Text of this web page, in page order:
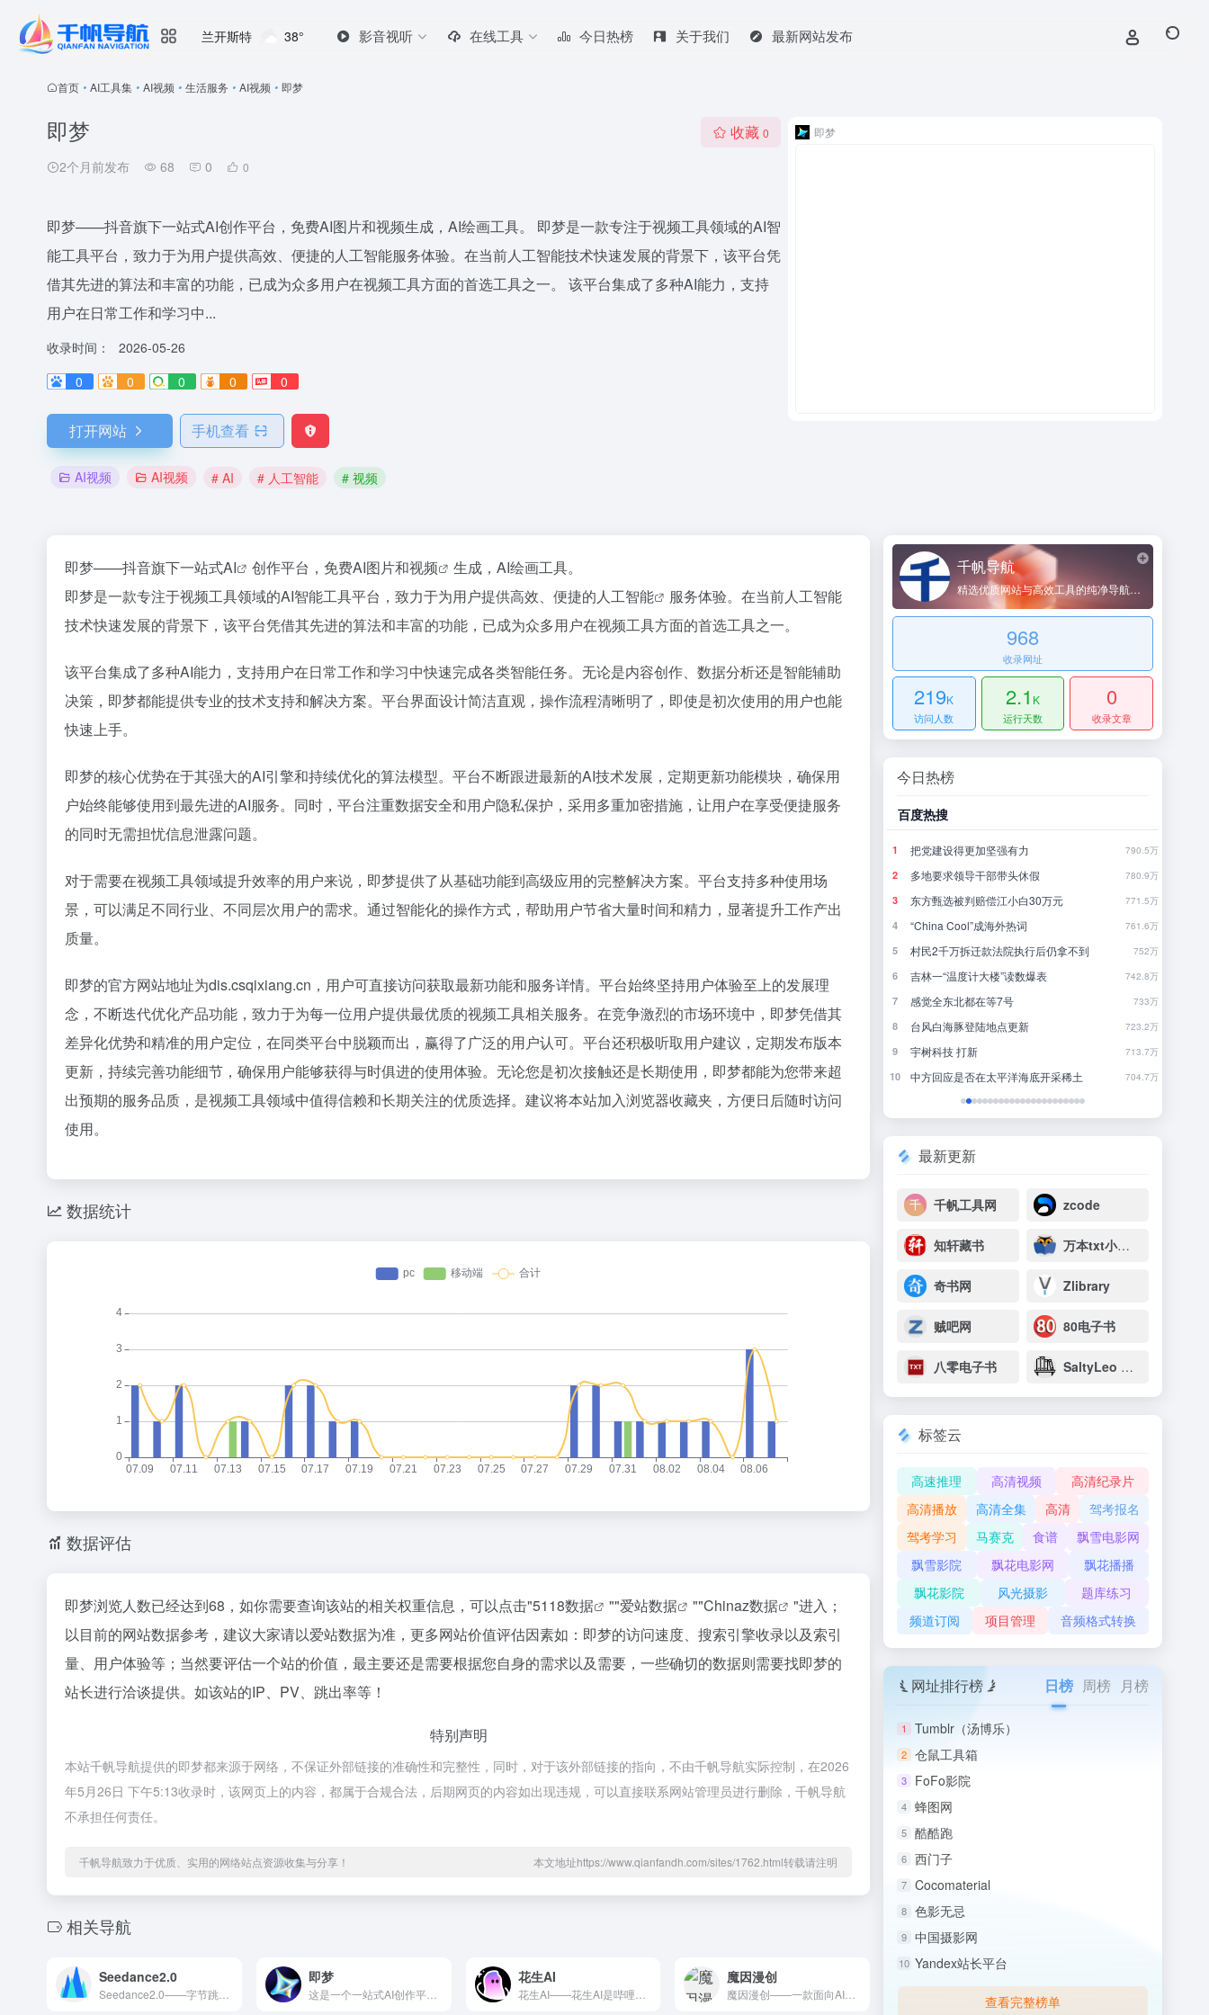
兰开斯特 38° 影音视听 在线工具 今日热榜 关于我们 最新网站发布
首页 • AI工具集 • AI视频 • 生活服务 • AI视频 • 即梦
即梦
2个月前发布 68 0 0
收藏 0
即梦——抖音旗下一站式AI创作平台，免费AI图片和视频生成，AI绘画工具。 即梦是一款专注于视频工具领域的AI智
能工具平台，致力于为用户提供高效、便捷的人工智能服务体验。在当前人工智能技术快速发展的背景下，该平台凭
借其先进的算法和丰富的功能，已成为众多用户在视频工具方面的首选工具之一。 该平台集成了多种AI能力，支持
用户在日常工作和学习中...
收录时间：
2026-05-26
0
0 0 0 0
打开网站 手机查看
AI视频 AI视频 # AI # 人工智能 # 视频
即梦
即梦——抖音旗下一站式AI 创作平台，免费AI图片和视频
生成，AI绘画工具。
即梦是一款专注于视频工具领域的AI智能工具平台，致力于为用户提供高效、便捷的人工智能
服务体验。在当前人工智能
技术快速发展的背景下，该平台凭借其先进的算法和丰富的功能，已成为众多用户在视频工具方面的首选工具之一。
该平台集成了多种AI能力，支持用户在日常工作和学习中快速完成各类智能任务。无论是内容创作、数据分析还是智能辅助
决策，即梦都能提供专业的技术支持和解决方案。平台界面设计简洁直观，操作流程清晰明了，即使是初次使用的用户也能
快速上手。
即梦的核心优势在于其强大的AI引擎和持续优化的算法模型。平台不断跟进最新的AI技术发展，定期更新功能模块，确保用
户始终能够使用到最先进的AI服务。同时，平台注重数据安全和用户隐私保护，采用多重加密措施，让用户在享受便捷服务
的同时无需担忧信息泄露问题。
对于需要在视频工具领域提升效率的用户来说，即梦提供了从基础功能到高级应用的完整解决方案。平台支持多种使用场
景，可以满足不同行业、不同层次用户的需求。通过智能化的操作方式，帮助用户节省大量时间和精力，显著提升工作产出
质量。
即梦的官方网站地址为dis.csqixiang.cn，用户可直接访问获取最新功能和服务详情。平台始终坚持用户体验至上的发展理
念，不断迭代优化产品功能，致力于为每一位用户提供最优质的视频工具相关服务。在竞争激烈的市场环境中，即梦凭借其
差异化优势和精准的用户定位，在同类平台中脱颖而出，赢得了广泛的用户认可。平台还积极听取用户建议，定期发布版本
更新，持续完善功能细节，确保用户能够获得与时俱进的使用体验。无论您是初次接触还是长期使用，即梦都能为您带来超
出预期的服务品质，是视频工具领域中值得信赖和长期关注的优质选择。建议将本站加入浏览器收藏夹，方便日后随时访问
使用。
数据统计
数据评估
即梦浏览人数已经达到68，如你需要查询该站的相关权重信息，可以点击"5118数据 ""爱站数据 ""Chinaz数据
"进入；
以目前的网站数据参考，建议大家请以爱站数据为准，更多网站价值评估因素如：即梦的访问速度、搜索引擎收录以及索引
量、用户体验等；当然要评估一个站的价值，最主要还是需要根据您自身的需求以及需要，一些确切的数据则需要找即梦的
站长进行洽谈提供。如该站的IP、PV、跳出率等！
特别声明
本站千帆导航提供的即梦都来源于网络，不保证外部链接的准确性和完整性，同时，对于该外部链接的指向，不由千帆导航实际控制，在2026
年5月26日 下午5:13收录时，该网页上的内容，都属于合规合法，后期网页的内容如出现违规，可以直接联系网站管理员进行删除，千帆导航
不承担任何责任。
千帆导航致力于优质、实用的网络站点资源收集与分享！ 本文地址https://www.qianfandh.com/sites/1762.html转载请注明
相关导航
Seedance2.0 即梦
这是一个一站式AI创作平台，由字节跳动旗下剪映团队开发。平台...
花生AI 魔因漫创
千帆导航
精选优质网站与高效工具的纯净导航平台
968
收录网址
219K
访问人数
2.1 K
运行天数
0
收录文章
今日热榜
36氪
2
3
星巴克卖身、库迪踩刹车，只有瑞幸不敢停
携程还是一条好汉
9 乳企半年报预告冰火两重天：上游回暖，下游分化
10
百度热搜
1 把党建设得更加坚强有力 790.5万
2 多地要求领导干部带头休假 780.9万
3 东方甄选被判赔偿江小白30万元 771.5万
4 “China Cool”成海外热词 761.6万
5 村民2千万拆迁款法院执行后仍拿不到 752万
6 吉林一“温度计大楼”读数爆表 742.8万
7 感觉全东北都在等7号 733万
8 台风白海豚登陆地点更新 723.2万
9 宇树科技 打新 713.7万
10 中方回应是否在太平洋海底开采稀土 704.7万
最新更新
千帆工具网 zcode
知轩藏书 万本txt小说下载网
奇书网 Zlibrary
贼吧网 80电子书
八零电子书 SaltyLeo 的书架
标签云
高速推理 高清视频
高清纪录片
高清播放
高清全集 高清
驾考报名
驾考学习
马赛克 食谱
飘雪电影网
飘雪影院
飘花电影网
飘花播播
飘花影院
风光摄影
题库练习
频道订阅
项目管理 音频格式转换
网址排行榜 日榜 周榜 月榜
1 Tumblr（汤博乐）
2 仓鼠工具箱
3 FoFo影院
4 蜂图网
5 酷酷跑
6 西门子
7 Cocomaterial
8 色影无忌
9 中国摄影网
10 Yandex站长平台
查看完整榜单